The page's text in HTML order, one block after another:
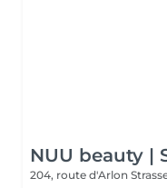
NUU beauty |
204, route d'Arlon